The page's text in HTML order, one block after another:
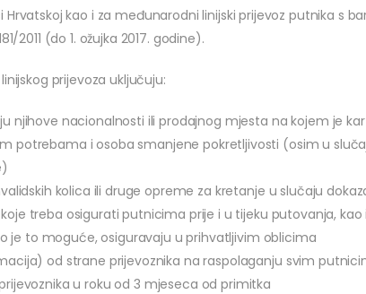
Hrvatskoj kao i za međunarodni linijski prijevoz putnika s
2011 (do 1. ožujka 2017. godine).
prijevoza uključuju:
njihove nacionalnosti ili prodajnog mjesta na kojem je
potrebama i osoba smanjene pokretljivosti (osim u
kolica ili druge opreme za kretanje u slučaju
treba osigurati putnicima prije i u tijeku putovanja,
je to moguće, osiguravaju u prihvatljivim oblicima
od strane prijevoznika na raspolaganju svim
u roku od 3 mjeseca od primitka